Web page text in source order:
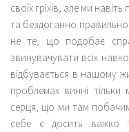
своїх гріхів, але ми
та бездоганно
не те, що подобає
звинувачувати всіх
відбувається в нашому
проблемах винні
серця, що ми там
себе є досить важко